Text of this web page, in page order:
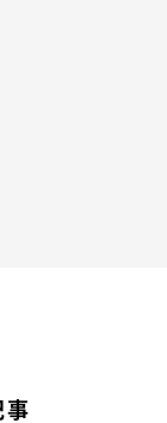
事